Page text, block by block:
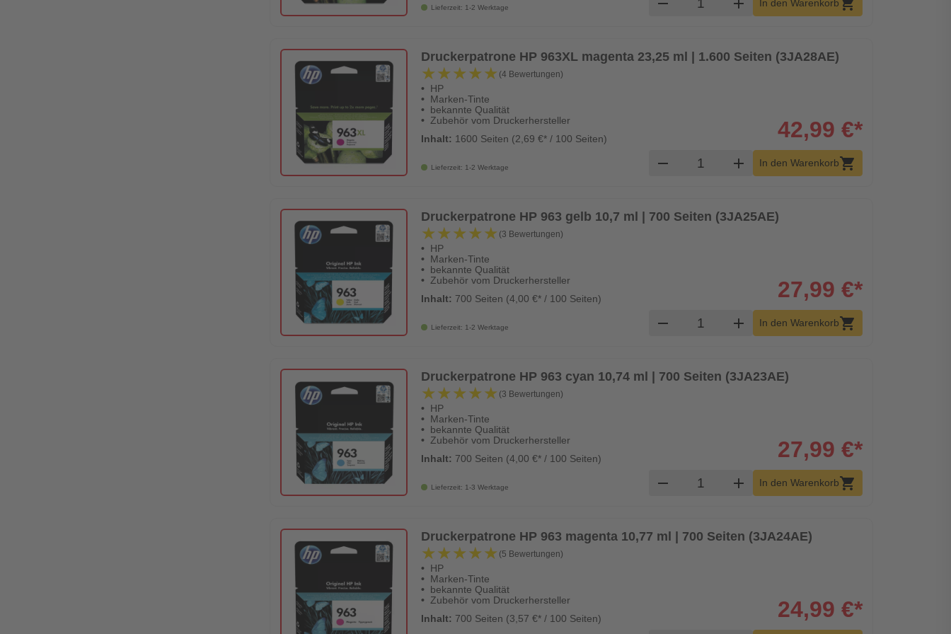
Lieferzeit: 1-2 Werktage In den Warenkorb
Druckerpatrone HP 963XL magenta 23,25 ml | 1.600 Seiten (3JA28AE)
★★★★★
★★★★★ (4 Bewertungen)
HP
Marken-Tinte
bekannte Qualität
Zubehör vom Druckerhersteller
Inhalt: 1600 Seiten (2,69 €* / 100 Seiten)
Lieferzeit: 1-2 Werktage
42,99 €*
remove Produkt Warenkorb Menge
add In den Warenkorbshopping_cart
Druckerpatrone HP 963 gelb 10,7 ml | 700 Seiten (3JA25AE)
★★★★★
★★★★★ (3 Bewertungen)
HP
Marken-Tinte
bekannte Qualität
Zubehör vom Druckerhersteller
Inhalt: 700 Seiten (4,00 €* / 100 Seiten)
Lieferzeit: 1-2 Werktage
27,99 €*
remove Produkt Warenkorb Menge
add In den Warenkorbshopping_cart
Druckerpatrone HP 963 cyan 10,74 ml | 700 Seiten (3JA23AE)
★★★★★
★★★★★ (3 Bewertungen)
HP
Marken-Tinte
bekannte Qualität
Zubehör vom Druckerhersteller
Inhalt: 700 Seiten (4,00 €* / 100 Seiten)
Lieferzeit: 1-3 Werktage
27,99 €*
remove Produkt Warenkorb Menge
add In den Warenkorbshopping_cart
Druckerpatrone HP 963 magenta 10,77 ml | 700 Seiten (3JA24AE)
★★★★★
★★★★★ (5 Bewertungen)
HP
Marken-Tinte
bekannte Qualität
Zubehör vom Druckerhersteller
Inhalt: 700 Seiten (3,57 €* / 100 Seiten) 24,99 €*